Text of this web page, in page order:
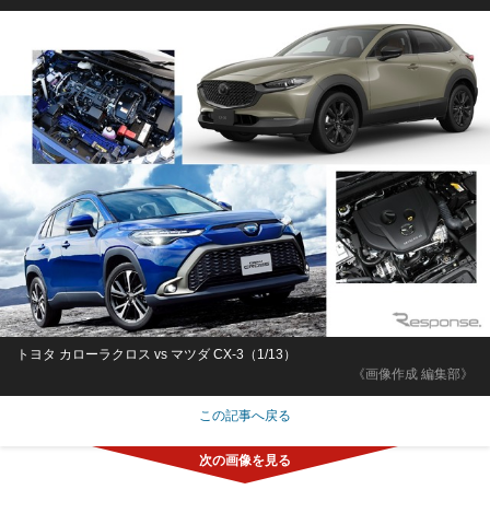
《画像作成 編集部》
トヨタ カローラクロス vs マツダ CX-3（1/13）
この記事へ戻る